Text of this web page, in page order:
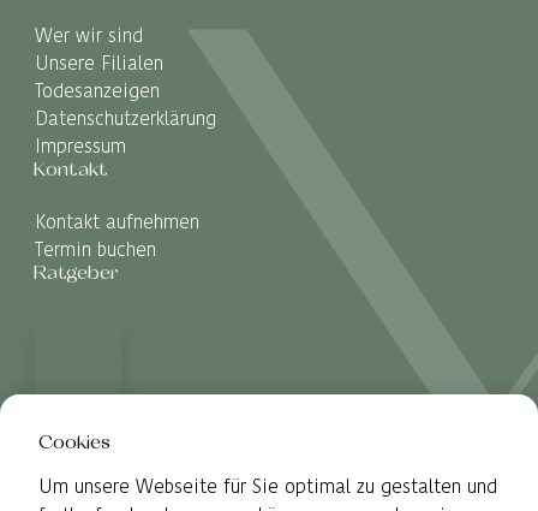
Wer wir sind
Unsere Filialen
Todesanzeigen
Datenschutzerklärung
Impressum
Kontakt
Kontakt aufnehmen
Termin buchen
Ratgeber
Cookies
Um unsere Webseite für Sie optimal zu gestalten und